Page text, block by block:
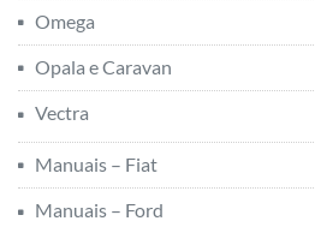
Omega
Opala e Caravan
Vectra
Manuais – Fiat
Manuais – Ford